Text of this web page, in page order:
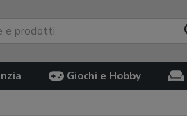
Giochi e Hobby